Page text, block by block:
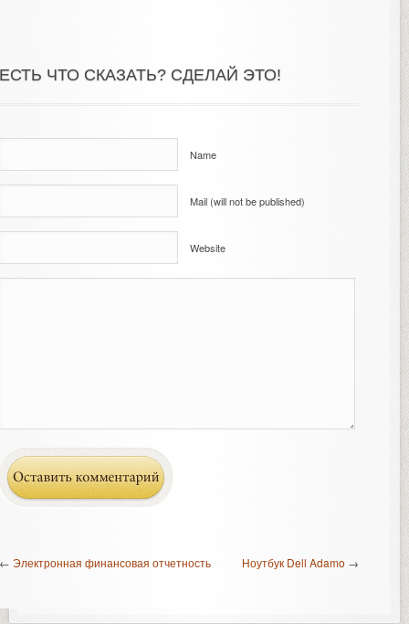
ЧТО СКАЗАТЬ? СДЕЛАЙ ЭТО!
Name
Mail (will not be published)
Website
Электронная финансовая отчетность Ноутбук Dell Adamo →